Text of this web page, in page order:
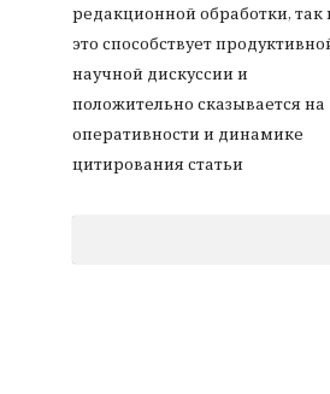
редакционной обработки, так
это способствует
научной дискуссии и
положительно сказывается на
оперативности и динамике
цитирования статьи